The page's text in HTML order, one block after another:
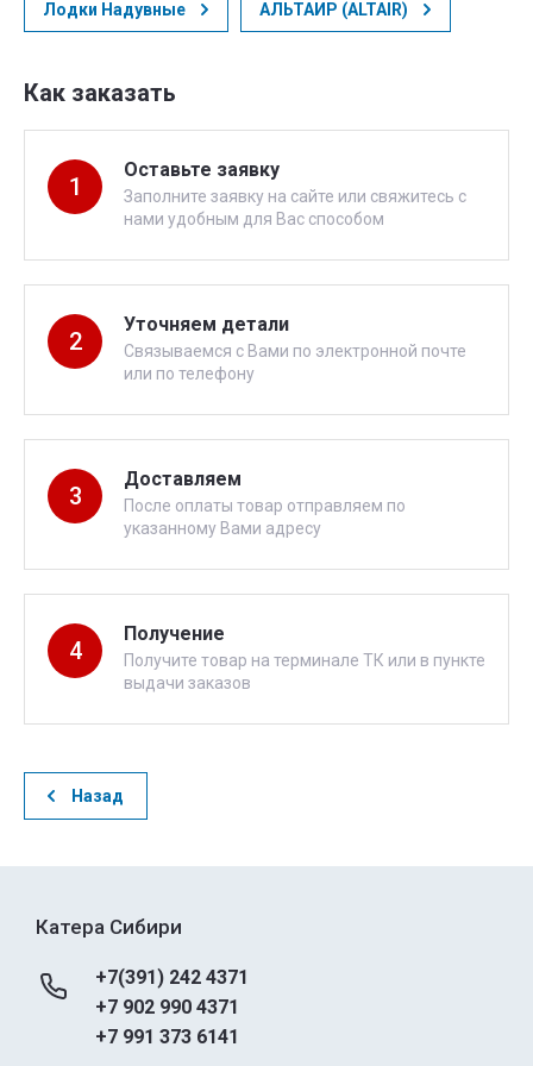
Лодки Надувные АЛЬТАИР (ALTAIR)
Как заказать
1
Оставьте заявку
Заполните заявку на сайте или свяжитесь с
нами удобным для Вас способом
2
Уточняем детали
Связываемся с Вами по электронной почте
или по телефону
3
Доставляем
После оплаты товар отправляем по
указанному Вами адресу
4
Получение
Получите товар на терминале ТК или в пункте
выдачи заказов
Назад
Катера Сибири
+7(391) 242 4371
+7 902 990 4371
+7 991 373 6141